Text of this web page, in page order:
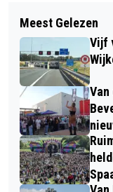
GEBOORTES
OVERLEDEN
LAURENTZ
BEVERWIJK
Meest Gelezen
Vijf
Van